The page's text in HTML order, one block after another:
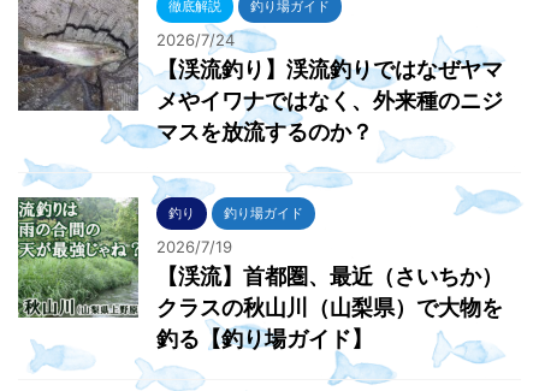
徹底解説 釣り場ガイド
2026/7/24
【渓流釣り】渓流釣りではなぜヤマ
メやイワナではなく、外来種のニジ
マスを放流するのか？
釣り 釣り場ガイド
2026/7/19
【渓流】首都圏、最近（さいちか）
クラスの秋山川（山梨県）で大物を
釣る【釣り場ガイド】